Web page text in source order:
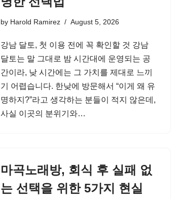
by Harold Ramirez August 5, 2026
강남 달토, 첫 이용 전에 꼭 확인할 것 강남
달토는 말 그대로 밤 시간대에 운영되는 공
간이라, 낮 시간에는 그 가치를 제대로 느끼
기 어렵습니다. 한낮에 방문해서 “이게 왜 유
명하지?”라고 생각하는 분들이 적지 않은데,
사실 이곳의 분위기와…
마곡노래방, 회식 후 실패 없
는 선택을 위한 5가지 현실